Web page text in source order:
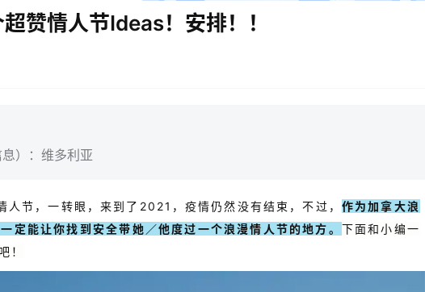
赞情人节Ideas！安排！！
）：维多利亚
节，一转眼，来到了2021，疫情仍然没有结束，不过， 作为加拿大浪
能让你找到安全带她／他度过一个浪漫情人节的地方。 下面和小编一
！